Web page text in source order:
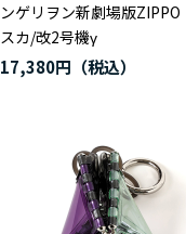
ンゲリヲン新劇場版
スカ/改2号機γ
17,380円